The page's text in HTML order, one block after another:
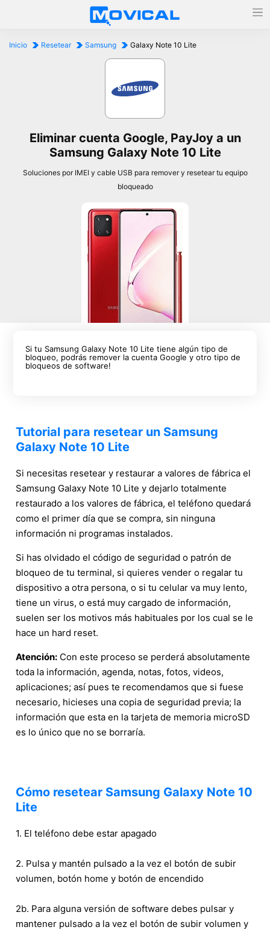
Inicio Resetear Samsung Galaxy Note 10 Lite
Eliminar cuenta Google, PayJoy a un
Samsung Galaxy Note 10 Lite
Soluciones por IMEI y cable USB para remover y resetear tu equipo
bloqueado
Si tu Samsung Galaxy Note 10 Lite tiene algún tipo de
bloqueo, podrás remover la cuenta Google y otro tipo de
bloqueos de software!
Tutorial para resetear un Samsung
Galaxy Note 10 Lite
Si necesitas resetear y restaurar a valores de fábrica el
Samsung Galaxy Note 10 Lite y dejarlo totalmente
restaurado a los valores de fábrica, el teléfono quedará
como el primer día que se compra, sin ninguna
información ni programas instalados.
Si has olvidado el código de seguridad o patrón de
bloqueo de tu terminal, si quieres vender o regalar tu
dispositivo a otra persona, o si tu celular va muy lento,
tiene un virus, o está muy cargado de información,
suelen ser los motivos más habituales por los cual se le
hace un hard reset.
Atención: Con este proceso se perderá absolutamente
toda la información, agenda, notas, fotos, videos,
aplicaciones; así pues te recomendamos que si fuese
necesario, hicieses una copia de seguridad previa; la
información que esta en la tarjeta de memoria microSD
es lo único que no se borraría.
Cómo resetear Samsung Galaxy Note 10
Lite
1. El teléfono debe estar apagado
2. Pulsa y mantén pulsado a la vez el botón de subir
volumen, botón home y botón de encendido
2b. Para alguna versión de software debes pulsar y
mantener pulsado a la vez el botón de subir volumen y